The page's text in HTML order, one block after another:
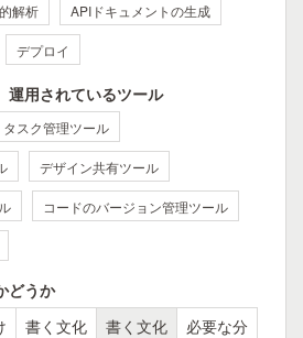
解析 APIドキュメントの生成
デプロイ
運用されているツール
タスク管理ツール
デザイン共有ツール
コードのバージョン管理ツール
どうか
書く文化
書く文化
必要な分